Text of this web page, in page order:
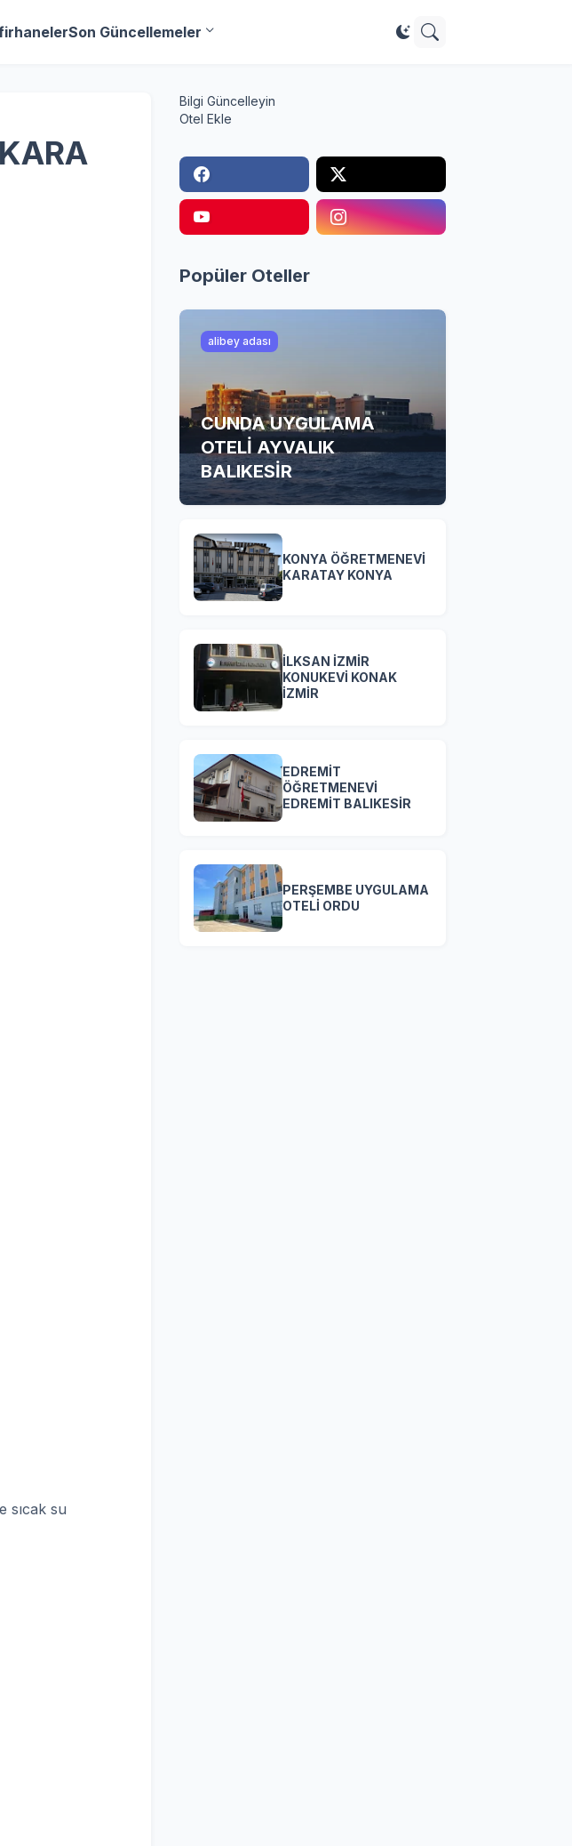
Son Güncellemeler
sıcak su
Bilgi Güncelleyin
Otel Ekle
Popüler Oteller
alibey adası
CUNDA UYGULAMA
OTELİ AYVALIK
BALIKESİR
KONYA ÖĞRETMENEVİ
KARATAY KONYA
İLKSAN İZMİR
KONUKEVİ KONAK
İZMİR
EDREMİT
ÖĞRETMENEVİ
EDREMİT BALIKESİR
PERŞEMBE UYGULAMA
OTELİ ORDU